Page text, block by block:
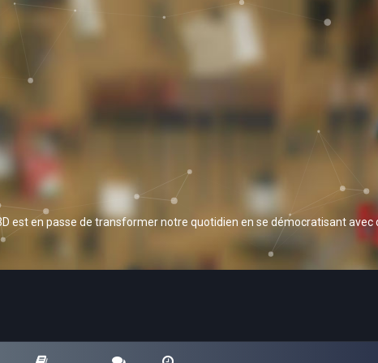
est en passe de transformer notre quotidien en se démocratisant